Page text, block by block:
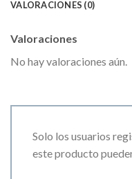
VALORACIONES (0)
Valoraciones
No hay valoraciones aún.
Solo los usuarios
este producto